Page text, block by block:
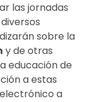
las jornadas
sobre la
y de otras
educación de
a estas
a